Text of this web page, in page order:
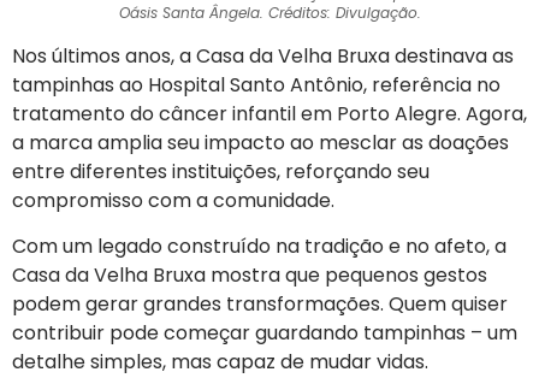
Oásis Santa Ângela. Créditos: Divulgação.
Nos últimos anos, a Casa da Velha Bruxa destinava as
tampinhas ao Hospital Santo Antônio, referência no
tratamento do câncer infantil em Porto Alegre. Agora,
a marca amplia seu impacto ao mesclar as doações
entre diferentes instituições, reforçando seu
compromisso com a comunidade.
Com um legado construído na tradição e no afeto, a
Casa da Velha Bruxa mostra que pequenos gestos
podem gerar grandes transformações. Quem quiser
contribuir pode começar guardando tampinhas – um
detalhe simples, mas capaz de mudar vidas.